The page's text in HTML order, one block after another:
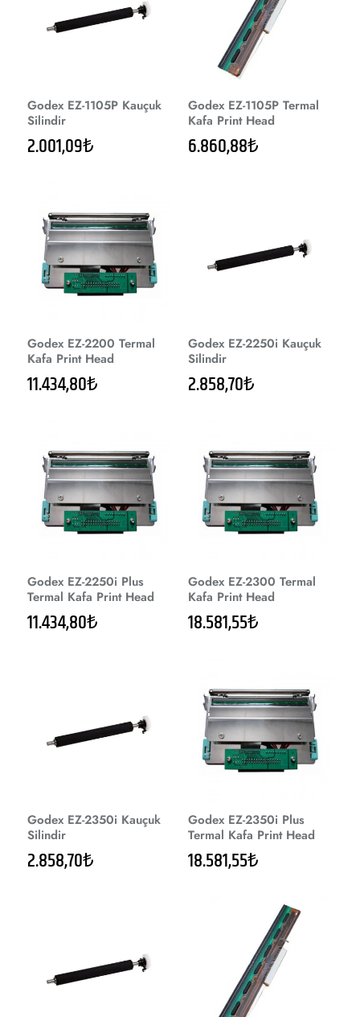
Godex EZ-1105P Kauçuk
Silindir
2.001,09₺
Godex EZ-1105P Termal
Kafa Print Head
6.860,88₺
Godex EZ-2200 Termal
Kafa Print Head
11.434,80₺
Godex EZ-2250i Kauçuk
Silindir
2.858,70₺
Godex EZ-2250i Plus
Termal Kafa Print Head
11.434,80₺
Godex EZ-2300 Termal
Kafa Print Head
18.581,55₺
Godex EZ-2350i Kauçuk
Silindir
2.858,70₺
Godex EZ-2350i Plus
Termal Kafa Print Head
18.581,55₺